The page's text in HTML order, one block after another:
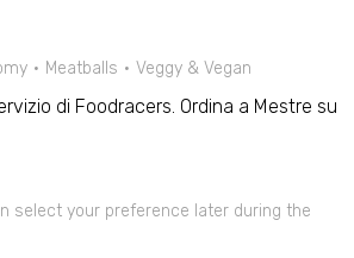
Meatballs Veggy & Vegan
di Foodracers. Ordina a Mestre su
select your preference later during the